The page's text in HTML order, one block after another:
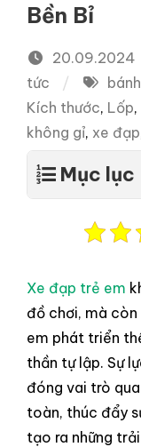
Bền Bỉ
20.09.2024
tức
Kích thước, Lốp,
không gỉ, xe đạp
Mục lục
Xe đạp trẻ em
đồ chơi, mà
em phát triển
thần tự lập. Sự
đóng vai trò
toàn, thúc đẩy
tạo ra những